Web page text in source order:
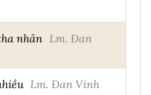
nhân Lm. Đan
Lm. Đan Vinh